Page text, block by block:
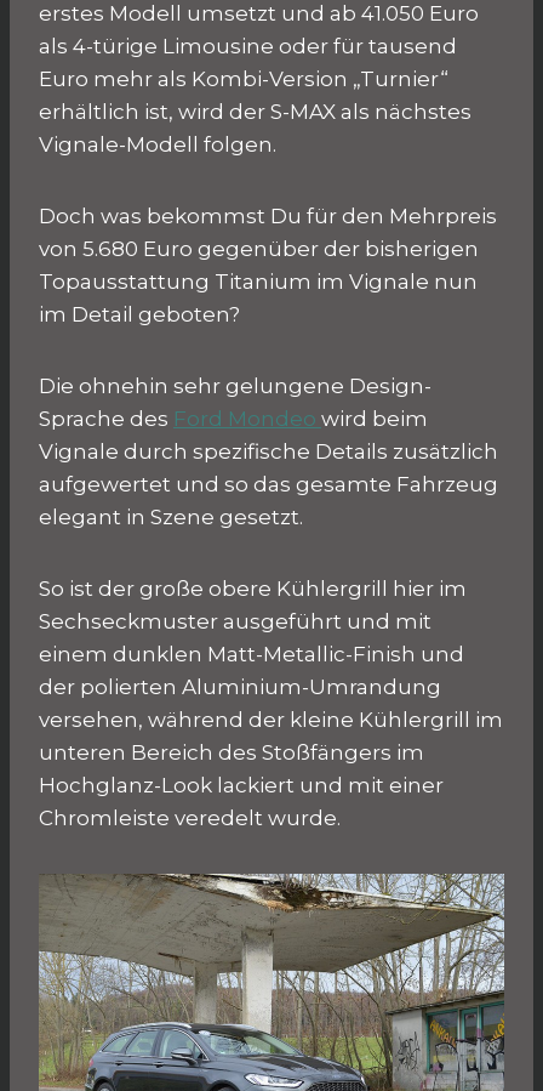
erstes Modell umsetzt und ab 41.050 Euro
als 4-türige Limousine oder für tausend
Euro mehr als Kombi-Version „Turnier“
erhältlich ist, wird der S-MAX als nächstes
Vignale-Modell folgen.
Doch was bekommst Du für den Mehrpreis
von 5.680 Euro gegenüber der bisherigen
Topausstattung Titanium im Vignale nun
im Detail geboten?
Die ohnehin sehr gelungene Design-
Sprache des Ford Mondeo wird beim
Vignale durch spezifische Details zusätzlich
aufgewertet und so das gesamte Fahrzeug
elegant in Szene gesetzt.
So ist der große obere Kühlergrill hier im
Sechseckmuster ausgeführt und mit
einem dunklen Matt-Metallic-Finish und
der polierten Aluminium-Umrandung
versehen, während der kleine Kühlergrill im
unteren Bereich des Stoßfängers im
Hochglanz-Look lackiert und mit einer
Chromleiste veredelt wurde.